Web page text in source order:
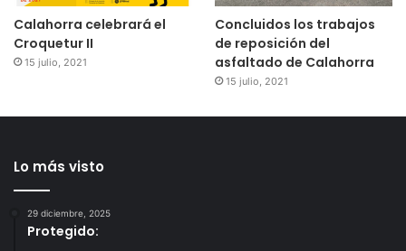
Calahorra celebrará el
Croquetur II
15 julio, 2021
Concluidos los trabajos
de reposición del
asfaltado de Calahorra
15 julio, 2021
Lo más visto
29 diciembre, 2025
Protegido: